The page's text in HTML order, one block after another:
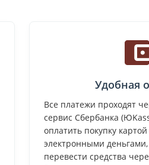
Удобная
Все платежи проходят
сервис Сбербанка
оплатить покупку
электронными
перевести средства